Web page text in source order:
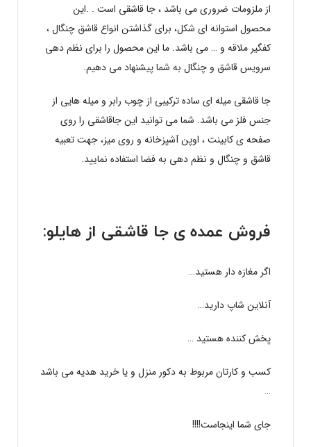
از ملزومات ضروری می باشد ، جا قاشقی است . .این
محصول استوانه ای شکل، برای گذاشتن انواع قاشق چنگال ،
کفگیر ملاقه و … می باشد. ما این محصول را برای نظم دهی
سرویس قاشق و چنگال به شما پیشنهاد می دهیم.
جا قاشقی میله ای ساده ترکیبی از چوب رابر و میله هایی از
جنس فلز می باشد. شما می توانید این جاقاشقی را روی
صفحه ی کابینت ، اوپن آشپزخانه و روی میز، جهت تعبیه
قاشق و چنگال و نظم دهی به فضا استفاده نمایید.
فروش عمده ی جا قاشقی از هایلو:
اگر مغازه دار هستید…
آنلاین شاپ دارید…
پخش کننده هستید …
کسب و کارتان مربوط به دکور منزل و یا خرید هدیه می باشد
…
جای شما اینجاست!!!!